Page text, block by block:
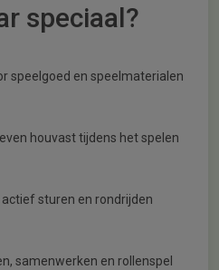
speciaal?
speelgoed en speelmaterialen
houvast tijdens het spelen
actief sturen en rondrijden
samenwerken en rollenspel